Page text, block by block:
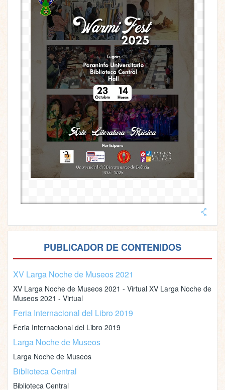
PUBLICADOR DE CONTENIDOS
XV Larga Noche de Museos 2021
XV Larga Noche de Museos 2021 - Virtual XV Larga Noche de
Museos 2021 - Virtual
Feria Internacional del Libro 2019
Feria Internacional del Libro 2019
Larga Noche de Museos
Larga Noche de Museos
Biblioteca Central
Biblioteca Central